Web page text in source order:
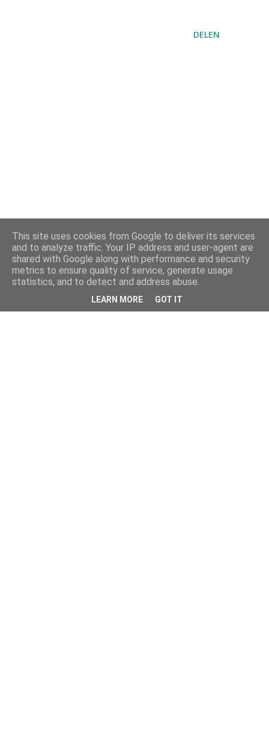
DELEN
This site uses cookies from Google to deliver its services
and to analyze traffic. Your IP address and user-agent are
shared with Google along with performance and security
metrics to ensure quality of service, generate usage
statistics, and to detect and address abuse.
LEARN MORE GOT IT